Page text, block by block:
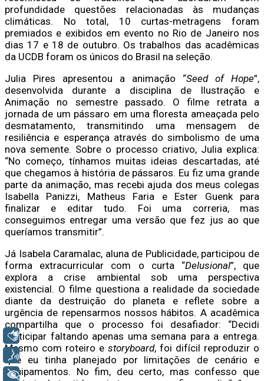
profundidade questões relacionadas às mudanças
climáticas. No total, 10 curtas-metragens foram
premiados e exibidos em evento no Rio de Janeiro nos
dias 17 e 18 de outubro. Os trabalhos das acadêmicas
da UCDB foram os únicos do Brasil na seleção.
Julia Pires apresentou a animação “Seed of Hope”,
desenvolvida durante a disciplina de Ilustração e
Animação no semestre passado. O filme retrata a
jornada de um pássaro em uma floresta ameaçada pelo
desmatamento, transmitindo uma mensagem de
resiliência e esperança através do simbolismo de uma
nova semente. Sobre o processo criativo, Julia explica:
“No começo, tínhamos muitas ideias descartadas, até
que chegamos à história de pássaros. Eu fiz uma grande
parte da animação, mas recebi ajuda dos meus colegas
Isabella Panizzi, Matheus Faria e Ester Guenk para
finalizar e editar tudo. Foi uma correria, mas
conseguimos entregar uma versão que fez jus ao que
queríamos transmitir”.
Já Isabela Caramalac, aluna de Publicidade, participou de
forma extracurricular com o curta “Delusional”, que
explora a crise ambiental sob uma perspectiva
existencial. O filme questiona a realidade da sociedade
diante da destruição do planeta e reflete sobre a
urgência de repensarmos nossos hábitos. A acadêmica
compartilha que o processo foi desafiador: “Decidi
participar faltando apenas uma semana para a entrega.
Mesmo com roteiro e storyboard, foi difícil reproduzir o
que eu tinha planejado por limitações de cenário e
equipamentos. No fim, deu certo, mas confesso que
Libras
Voz
+ Acessibilidade